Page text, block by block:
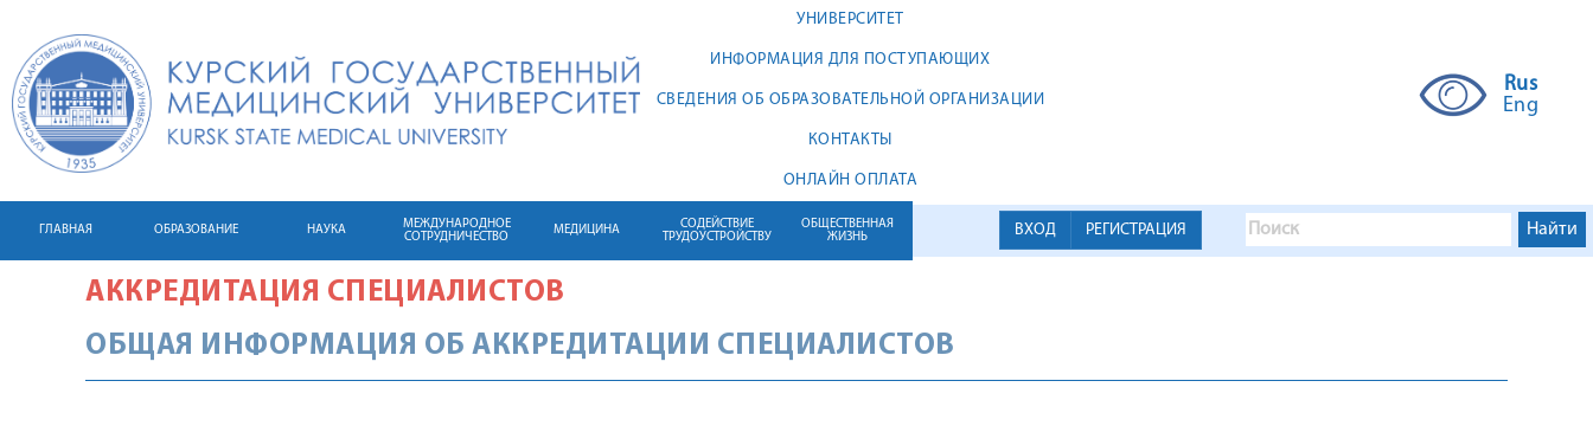
УНИВЕРСИТЕТ
ИНФОРМАЦИЯ ДЛЯ ПОСТУПАЮЩИХ
СВЕДЕНИЯ ОБ ОБРАЗОВАТЕЛЬНОЙ ОРГАНИЗАЦИИ
КОНТАКТЫ
ОНЛАЙН ОПЛАТА
Rus
Eng
ВХОД РЕГИСТРАЦИЯ
ГЛАВНАЯ ОБРАЗОВАНИЕ НАУКА
МЕЖДУНАРОДНОЕ
СОТРУДНИЧЕСТВО
МЕДИЦИНА
СОДЕЙСТВИЕ
ТРУДОУСТРОЙСТВУ
ОБЩЕСТВЕННАЯ
ЖИЗНЬ
АККРЕДИТАЦИЯ СПЕЦИАЛИСТОВ
ОБЩАЯ ИНФОРМАЦИЯ ОБ АККРЕДИТАЦИИ СПЕЦИАЛИСТОВ